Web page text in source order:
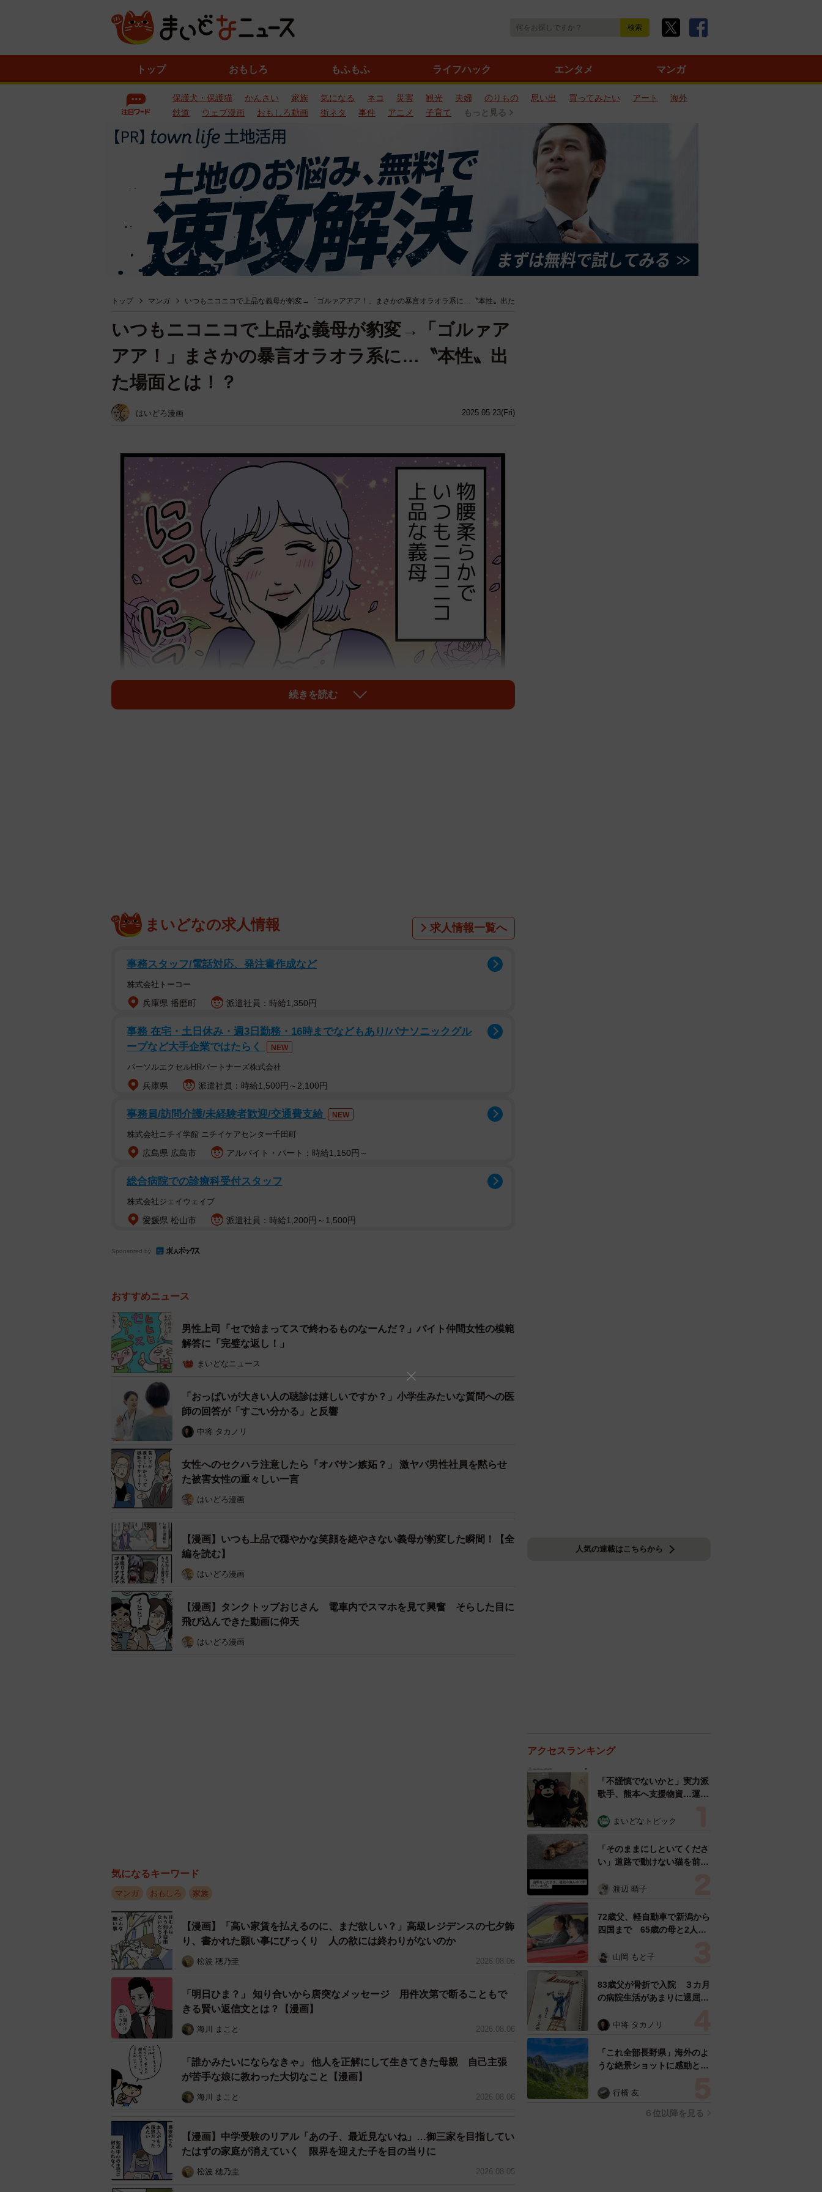
トップ おもしろ もふもふ ライフハック エンタメ マンガ
保護犬・保護猫 かんさい 家族 気になる ネコ 災害 観光 夫婦 のりもの 思い出 買ってみたい アート
海外
鉄道
ウェブ漫画 おもしろ動画 街ネタ 事件 アニメ 子育て もっと見る
トップ マンガ いつもニコニコで上品な義母が豹変→「ゴルァアアア！」まさかの暴言オラオラ系に…〝本性〟出た
2025.05.23(Fri)
いつもニコニコで上品な義母が豹変→「ゴルァア
アア！」まさかの暴言オラオラ系に…〝本性〟出
た場面とは！？
はいどろ漫画
1/5
を守らない車を見た瞬間、『あぶねぇだろちゃんと前見ろ！！事故りてーのかゴルァアア
ア！』って、ものすごい剣幕で怒鳴り始めて…。一瞬、誰？って思いました（笑）」
見事な巻き舌、額に浮かぶ青筋…。普段とのギャップに、驚きと戸惑いを抑え切れなかった
「義母の暴言には正直ビビりましたけど、逆に“完璧じゃないところ”に親しみがわきまし
た。ただ、その矛先がもしも自分に向かったら…？と思うと、多少のスリルを感じます…」
お…お義母さん！？
運転中は“本性”が出やすい？
普段は穏やかな人が運転中に突然豹変するという話は少なくない。
SNSや口コミでも「母が運転中だけヤンキーになる」「普段温厚な上司が車に乗ると毒舌に
なる」といった体験談が数多く見られる。
心理学的には、車の中という“閉ざされた空間”と、“自分の縄張り”という感覚が重なること
で、無意識に本音や攻撃的な面が出やすくなるともいわれている。
運転中に限らず、ある出来事がトリガーとなって豹変する人物を友人・知人に持つ人は意外
に多い。以下に、筆者に寄せられた豹変エピソードの一例を紹介する。
は常にグミやチョコなどのお菓子を持ち歩くようになりました。（大学職員・Yさん）
・公園で会うといつもニコニコしているママ友。声も小さくておっとりしてるんですが、娘
さんがやんちゃな男の子に泣かされた瞬間に猛スピードで走ってきて『ねえ、今何した
の人の魅力かもしれない。
で、相手との距離がほんの少し縮まる──そんな体験、あなたにもありませんか？
◇ ◇
◆はいどろ漫画 日常の事件や、身近なスカッと話をお届け！【はいどろ漫画】の
Instagramで連載漫画を描いてます。
Instagramはこちら→
◇ ◇
続きを読む
まいどなの求人情報 求人情報一覧へ
事務スタッフ/電話対応、発注書作成など
株式会社トーコー
兵庫県 播磨町 派遣社員：時給1,350円
事務 在宅・土日休み・週3日勤務・16時までなどもあり/パナソニックグル
ープなど大手企業ではたらく
NEW
パーソルエクセルHRパートナーズ株式会社
兵庫県 派遣社員：時給1,500円～2,100円
事務員/訪問介護/未経験者歓迎/交通費支給 NEW
株式会社ニチイ学館 ニチイケアセンター千田町
広島県 広島市 アルバイト・パート：時給1,150円～
総合病院での診療科受付スタッフ
株式会社ジェイウェイブ
愛媛県 松山市 派遣社員：時給1,200円～1,500円
Sponsored by
おすすめニュース
男性上司「セで始まってスで終わるものなーんだ？」バイト仲間女性の模範
解答に「完璧な返し！」
まいどなニュース
「おっぱいが大きい人の聴診は嬉しいですか？」小学生みたいな質問への医
師の回答が「すごい分かる」と反響
中将 タカノリ
女性へのセクハラ注意したら「オバサン嫉妬？」 激ヤバ男性社員を黙らせ
た被害女性の重々しい一言
はいどろ漫画
【漫画】いつも上品で穏やかな笑顔を絶やさない義母が豹変した瞬間！【全
編を読む】
はいどろ漫画
【漫画】タンクトップおじさん 電車内でスマホを見て興奮 そらした目に
飛び込んできた動画に仰天
はいどろ漫画
気になるキーワード
マンガ おもしろ 家族
【漫画】「高い家賃を払えるのに、まだ欲しい？」高級レジデンスの七夕飾
り、書かれた願い事にびっくり 人の欲には終わりがないのか
松波 穂乃圭 2026.08.06
「明日ひま？」 知り合いから唐突なメッセージ 用件次第で断ることもで
きる賢い返信文とは？【漫画】
海川 まこと 2026.08.06
「誰かみたいにならなきゃ」 他人を正解にして生きてきた母親 自己主張
が苦手な娘に教わった大切なこと【漫画】
海川 まこと 2026.08.06
【漫画】中学受験のリアル「あの子、最近見ないね」…御三家を目指してい
たはずの家庭が消えていく 限界を迎えた子を目の当りに
松波 穂乃圭 2026.08.05
人気の連載はこちらから
アクセスランキング
「不謹慎でないかと」実力派
歌手、熊本へ支援物資…運搬
めらい 「痛いほど伝わる」
まいどなトピック
「そのままにしといてくださ
い」道路で動けない猫を前に
ようとした4日間 「命の重
表の訴え
渡辺 晴子
72歳父、軽自動車で新潟から
四国まで 65歳の母と2人で
憩まで分刻み… 「大学生で
山岡 もと子
83歳父が骨折で入院 ３カ月
の病院生活があまりに退屈で
い！」→スケッチブックを見
すよ…」
中将 タカノリ
「これ全部長野県」海外のよ
うな絶景ショットに感動と反
ったんだって気づいた」
行橋 友
６位以降を見る